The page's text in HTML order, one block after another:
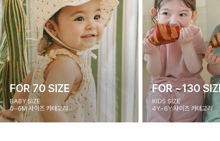
FOR 70 SIZE
BABY SIZE
0~6M 사이즈 카테고리
FOR ~130
KIDS SIZE
4Y~6Y 사이즈 카테고리